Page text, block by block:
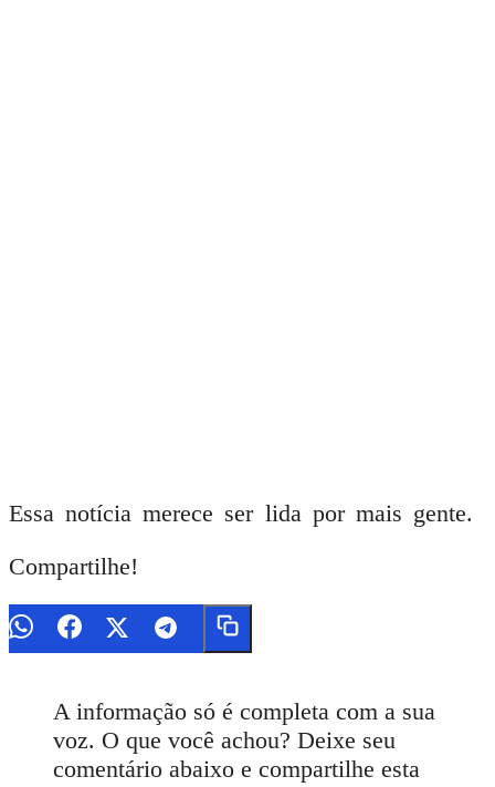
Essa notícia merece ser lida por mais gente.
Compartilhe!
A informação só é completa com a sua
voz. O que você achou? Deixe seu
comentário abaixo e compartilhe esta